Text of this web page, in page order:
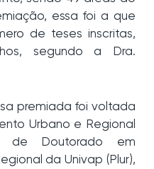
essa foi a que
de teses inscritas,
segundo a Dra.
premiada foi voltada
Urbano e Regional
de Doutorado em
da Univap (Plur),